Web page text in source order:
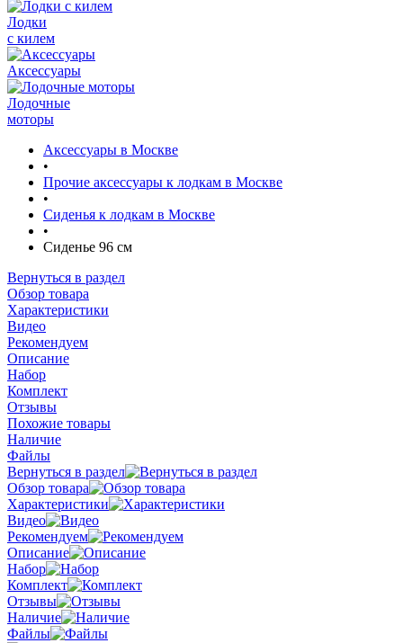
Лодки
с килем
Аксессуары
Лодочные
моторы
Аксессуары в Москве
•
Прочие аксессуары к лодкам в Москве
•
Сиденья к лодкам в Москве
•
Сиденье 96 см
Вернуться в раздел
Обзор товара
Характеристики
Видео
Рекомендуем
Описание
Набор
Комплект
Отзывы
Похожие товары
Наличие
Файлы
Вернуться в раздел
Обзор товара
Характеристики
Видео
Рекомендуем
Описание
Набор
Комплект
Отзывы
Наличие
Файлы